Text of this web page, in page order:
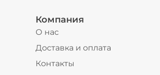
Компания
О нас
Доставка и оплата
Контакты